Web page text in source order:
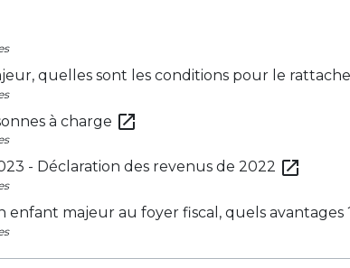
quelles sont les conditions pour le
à charge open_in_new
- Déclaration des revenus de 2022 open_in_new
enfant majeur au foyer fiscal, quels avantages